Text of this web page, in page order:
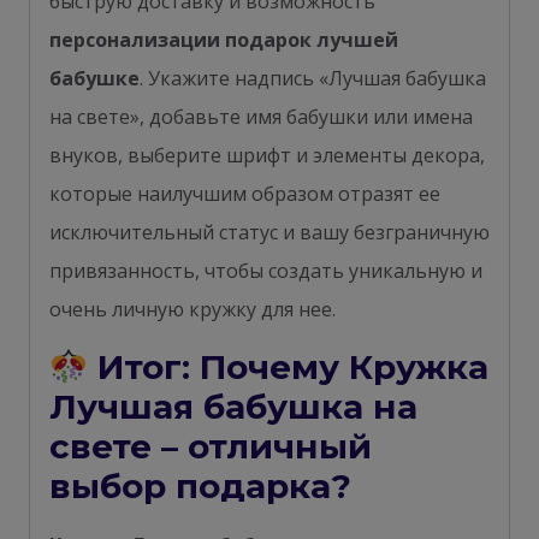
персонализации подарок лучшей
бабушке. Укажите надпись «Лучшая бабушка
на свете», добавьте имя бабушки или имена
внуков, выберите шрифт и элементы декора,
которые наилучшим образом отразят ее
исключительный статус и вашу безграничную
привязанность, чтобы создать уникальную и
очень личную кружку для нее.
Итог: Почему Кружка
Лучшая бабушка на
свете – отличный
выбор подарка?